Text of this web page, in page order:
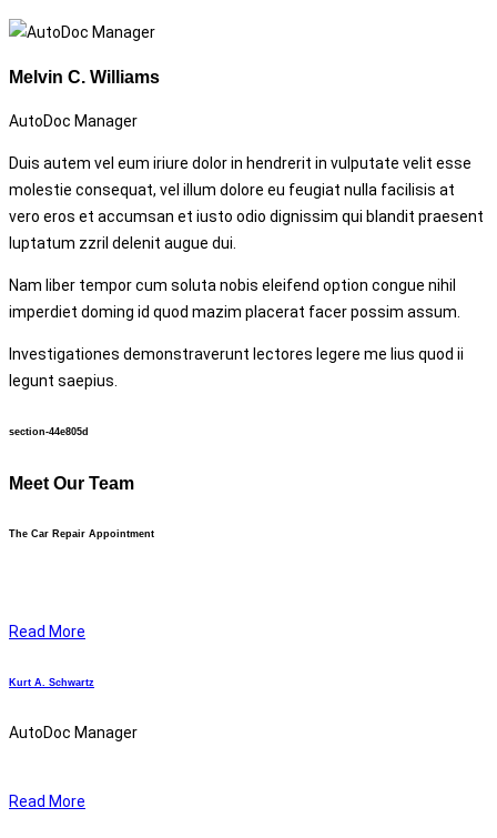
Melvin C. Williams
AutoDoc Manager
Duis autem vel eum iriure dolor in hendrerit in vulputate velit esse
molestie consequat, vel illum dolore eu feugiat nulla facilisis at
vero eros et accumsan et iusto odio dignissim qui blandit praesent
luptatum zzril delenit augue dui.
Nam liber tempor cum soluta nobis eleifend option congue nihil
imperdiet doming id quod mazim placerat facer possim assum.
Investigationes demonstraverunt lectores legere me lius quod ii
legunt saepius.
section-44e805d
Meet Our Team
The Car Repair Appointment
Read More
Kurt A. Schwartz
AutoDoc Manager
Read More